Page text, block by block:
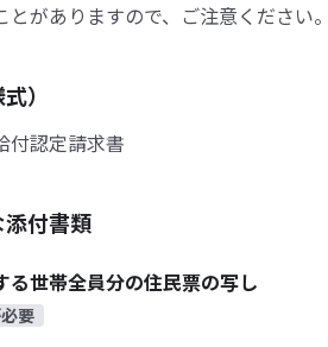
がありますので、ご注意ください。
）
付認定請求書
付書類
世帯全員分の住民票の写し
要